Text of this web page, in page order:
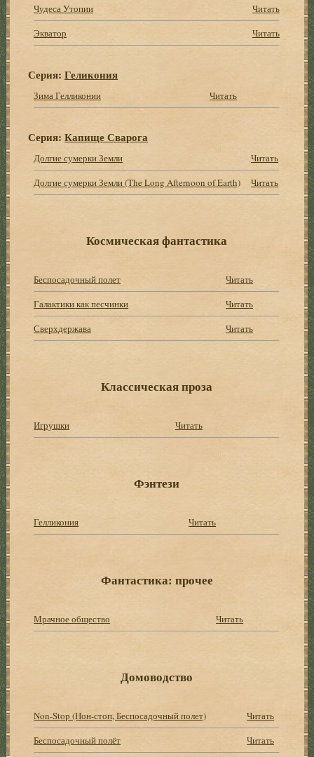
Чудеса Утопии
Читать
Экватор
Читать
Серия:Геликония
Зима Гелликонии Читать
Серия:Капище Сварога
Долгие сумерки Земли
Читать
Долгие сумерки Земли (The Long Afternoon of Earth)
Читать
Космическая фантастика
Беспосадочный полет
Читать
Галактики как песчинки
Читать
Сверхдержава
Читать
Классическая проза
Игрушки Читать
Фэнтези
Гелликония Читать
Фантастика: прочее
Мрачное общество Читать
Домоводство
Non-Stop (Нон-стоп, Беспосадочный полет)
Читать
Беспосадочный полёт
Читать